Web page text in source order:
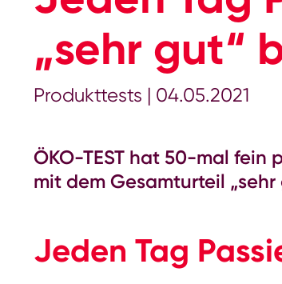
„sehr gut“
Produkttests | 04.05.2021
ÖKO-TEST hat 50-mal fein
mit dem Gesamturteil
Jeden Tag